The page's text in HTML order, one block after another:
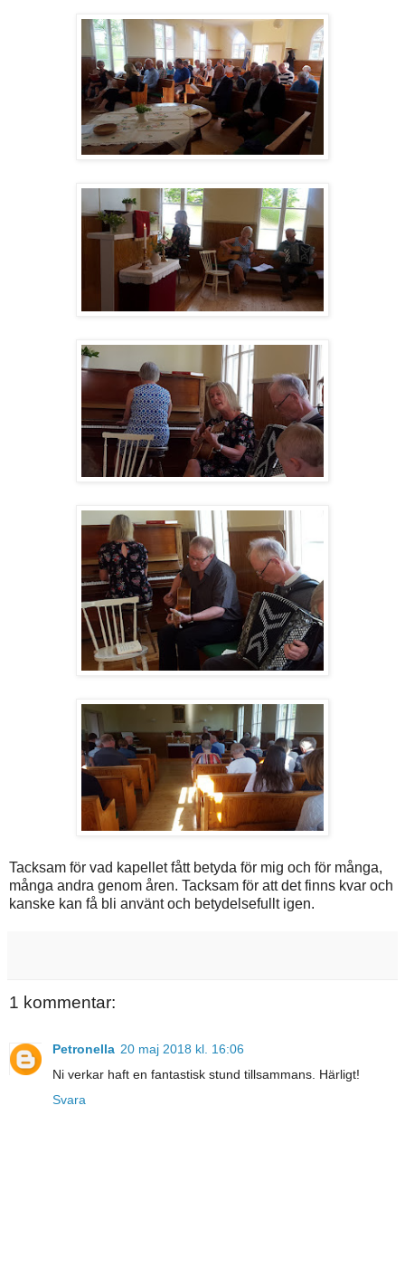
Tacksam för vad kapellet fått betyda för mig och för många,
många andra genom åren. Tacksam för att det finns kvar och
kanske kan få bli använt och betydelsefullt igen.
1 kommentar:
Petronella 20 maj 2018 kl. 16:06
Ni verkar haft en fantastisk stund tillsammans. Härligt!
Svara